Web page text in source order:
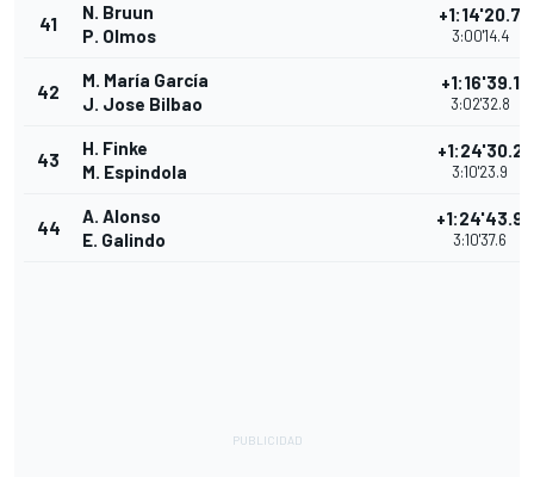
41
N. Bruun
P. Olmos
+1:14'20.7
3:00'14.4
42
M. María García
J. Jose Bilbao
+1:16'39.1
3:02'32.8
43
H. Finke
M. Espindola
+1:24'30.2
3:10'23.9
44
A. Alonso
E. Galindo
+1:24'43.9
3:10'37.6